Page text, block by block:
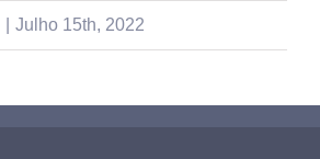
Julho 15th, 2022